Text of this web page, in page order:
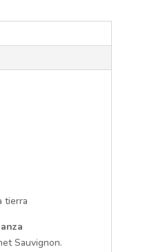
tierra
Sauvignon.